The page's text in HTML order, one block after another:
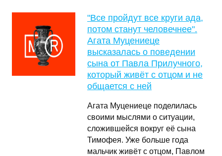
"Все пройдут все круги ада,
потом станут человечнее".
Агата Муцениеце
высказалась о поведении
сына от Павла Прилучного,
который живёт с отцом и не
общается с ней
Агата Муцениеце поделилась
своими мыслями о ситуации,
сложившейся вокруг её сына
Тимофея. Уже больше года
мальчик живёт с отцом, Павлом